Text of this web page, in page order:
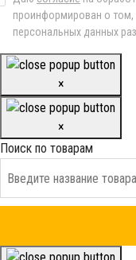
проинформирован о том,
персональных данных
×
×
Поиск по товарам